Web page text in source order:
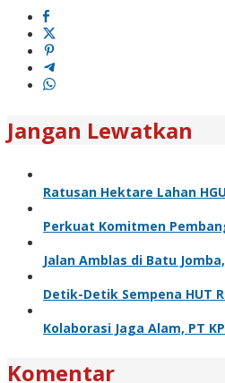
Jangan Lewatkan
Ratusan Hektare Lahan
Perkuat Komitmen
Jalan Amblas di Batu
Detik-Detik Sempena HUT
Kolaborasi Jaga Alam, PT
Komentar